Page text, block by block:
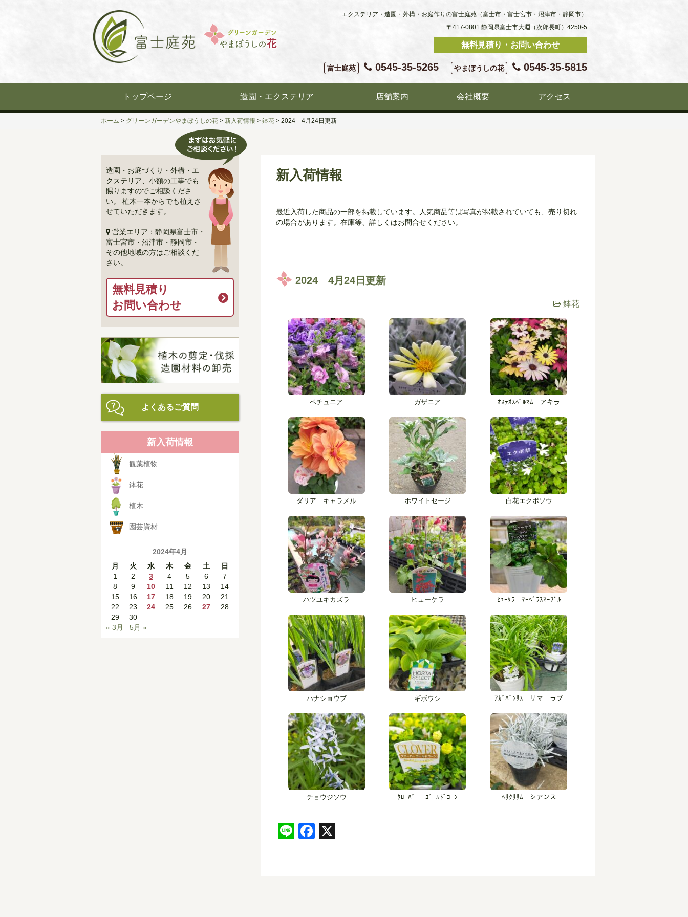
エクステリア・造園・外構・お庭作りの富士庭苑（富士市・富士宮市・沼津市・静岡市）
〒417-0801 静岡県富士市大淵（次郎長町）4250-5
無料見積り・お問い合わせ
富士庭苑 0545-35-5265 やまぼうしの花 0545-35-5815
トップページ 造園・エクステリア 店舗案内 会社概要 アクセス
ホーム > グリーンガーデンやまぼうしの花 > 新入荷情報 > 鉢花 > 2024 4月24日更新
新入荷情報
最近入荷した商品の一部を掲載しています。人気商品等は写真が掲載されていても、売り切れ
の場合があります。在庫等、詳しくはお問合せください。
2024 4月24日更新
鉢花
ペチュニア ガザニア ｵｽﾃｵｽﾍﾟﾙﾏﾑ アキラ
ダリア キャラメル ホワイトセージ 白花エクボソウ
ハツユキカズラ ヒューケラ ﾋｭｰｹﾗ ﾏｰﾍﾞﾗｽﾏｰﾌﾞﾙ
ハナショウブ ギボウシ ｱｶﾞﾊﾟﾝｻｽ サマーラブ
チョウジソウ ｸﾛｰﾊﾞｰ ｺﾞｰﾙﾄﾞｺｰﾝ ﾍﾘｸﾘｻﾑ シアンス
LineFacebook
X
造園・お庭づくり・外構・エ
クステリア、小額の工事でも
賜りますのでご相談くださ
い。 植木一本からでも植えさ
せていただきます。
営業エリア：静岡県富士市・
富士宮市・沼津市・静岡市・
その他地域の方はご相談くだ
さい。
無料見積り
お問い合わせ
よくあるご質問
新入荷情報
観葉植物
鉢花
植木
園芸資材
2024年4月
月
火 水 木 金 土
日
1
2 3 4 5 6
7
8
9 10 11 12 13
14
15
16 17 18 19 20
21
22
23 24 25 26 27
28
29
30
« 3月
5月 »